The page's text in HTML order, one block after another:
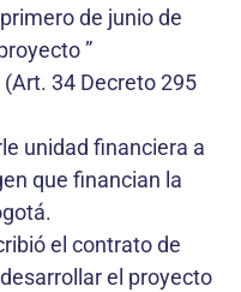
de junio de
”
34 Decreto 295
unidad financiera a
que financian la
el contrato de
el proyecto